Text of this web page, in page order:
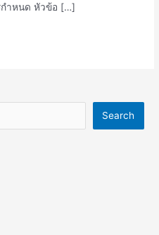
กำหนด หัวข้อ […]
Search